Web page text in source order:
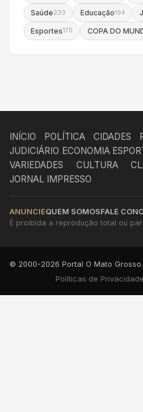
Saúde233 Educação194
Esportes170 COPA DO
INÍCIO POLÍTICA CIDADES
JUDICIÁRIO ECONOMIA
VARIEDADES
CULTURA
JORNAL IMPRESSO
ANUNCIEQUEM SOMOSFALE
É proibida a reprodução total ou
© 2000-2026 Portal O Mato
Políticas de